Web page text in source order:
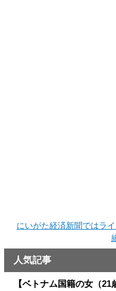
にいがた経済新聞ではラ
人気記事
【ベトナム国籍の女（